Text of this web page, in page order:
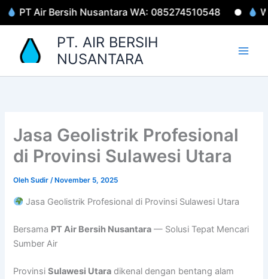
Air Bersih Nusantara WA: 085274510548 Well
Lewati
PT. AIR BERSIH
NUSANTARA
Jasa Geolistrik Profesional
di Provinsi Sulawesi Utara
OlehSudir/ November 5, 2025
Jasa Geolistrik Profesional di Provinsi Sulawesi Utara
Bersama PT Air Bersih Nusantara — Solusi Tepat Mencari
Sumber Air
ProvinsiSulawesi Utara dikenal dengan bentang alam